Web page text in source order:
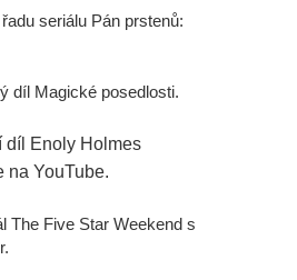
seriálu Pán prstenů:
díl Magické posedlosti.
díl Enoly Holmes
na YouTube.
The Five Star Weekend s